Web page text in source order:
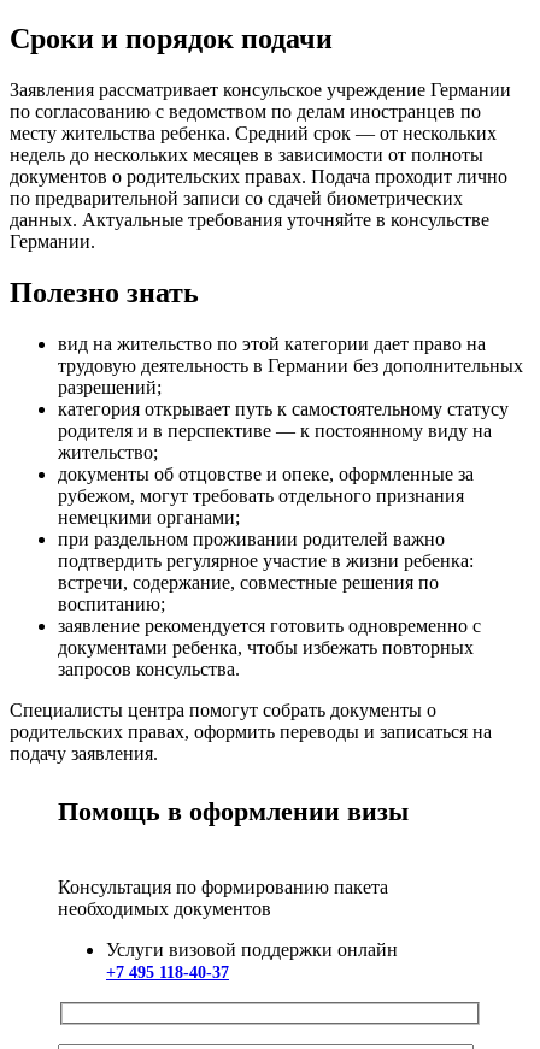
Сроки и порядок подачи
Заявления рассматривает консульское учреждение Германии
по согласованию с ведомством по делам иностранцев по
месту жительства ребенка. Средний срок — от нескольких
недель до нескольких месяцев в зависимости от полноты
документов о родительских правах. Подача проходит лично
по предварительной записи со сдачей биометрических
данных. Актуальные требования уточняйте в консульстве
Германии.
Полезно знать
вид на жительство по этой категории дает право на
трудовую деятельность в Германии без дополнительных
разрешений;
категория открывает путь к самостоятельному статусу
родителя и в перспективе — к постоянному виду на
жительство;
документы об отцовстве и опеке, оформленные за
рубежом, могут требовать отдельного признания
немецкими органами;
при раздельном проживании родителей важно
подтвердить регулярное участие в жизни ребенка:
встречи, содержание, совместные решения по
воспитанию;
заявление рекомендуется готовить одновременно с
документами ребенка, чтобы избежать повторных
запросов консульства.
Специалисты центра помогут собрать документы о
родительских правах, оформить переводы и записаться на
подачу заявления.
Помощь в оформлении визы
Консультация по формированию пакета
необходимых документов
Услуги визовой поддержки онлайн
+7 495 118-40-37